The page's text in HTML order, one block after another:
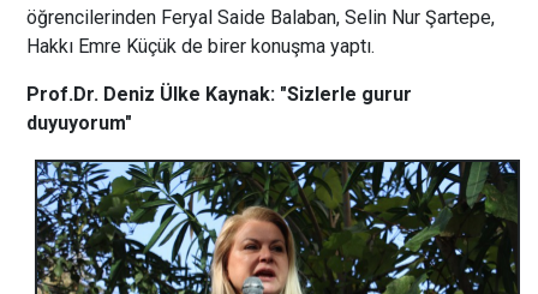
öğrencilerinden Feryal Saide Balaban, Selin Nur Şartepe,
Hakkı Emre Küçük de birer konuşma yaptı.
Prof.Dr. Deniz Ülke Kaynak: "Sizlerle gurur
duyuyorum"